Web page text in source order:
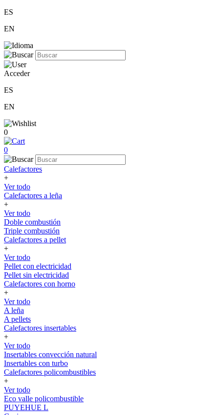
ES
EN
Acceder
ES
EN
0
0
Calefactores
+
Ver todo
Calefactores a leña
+
Ver todo
Doble combustión
Triple combustión
Calefactores a pellet
+
Ver todo
Pellet con electricidad
Pellet sin electricidad
Calefactores con horno
+
Ver todo
A leña
A pellets
Calefactores insertables
+
Ver todo
Insertables convección natural
Insertables con turbo
Calefactores policombustibles
+
Ver todo
Eco valle policombustible
PUYEHUE L